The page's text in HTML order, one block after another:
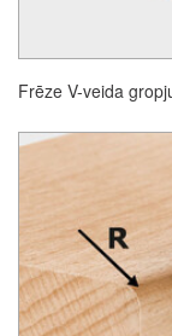
Frēze V-veida